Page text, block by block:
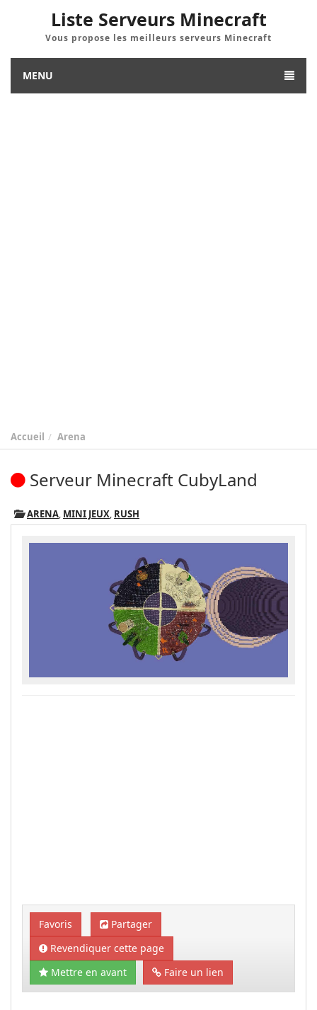
Liste Serveurs Minecraft
Vous propose les meilleurs serveurs Minecraft
MENU
Accueil Arena
Serveur Minecraft CubyLand
ARENA, MINI JEUX, RUSH
Favoris
Partager
Revendiquer cette page
Mettre en avant
Faire un lien